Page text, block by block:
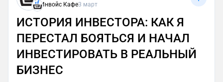
Инвойс Кафе3 март
ИСТОРИЯ ИНВЕСТОРА: КАК Я
ПЕРЕСТАЛ БОЯТЬСЯ И НАЧАЛ
ИНВЕСТИРОВАТЬ В РЕАЛЬНЫЙ
БИЗНЕС